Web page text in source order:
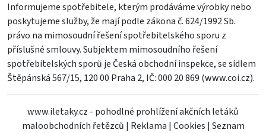
Informujeme spotřebitele, kterým prodáváme výrobky nebo
poskytujeme služby, že mají podle zákona č. 624/1992 Sb.
právo na mimosoudní řešení spotřebitelského sporu z
příslušné smlouvy. Subjektem mimosoudního řešení
spotřebitelských sporů je Česká obchodní inspekce, se sídlem
Štěpánská 567/15, 120 00 Praha 2, IČ: 000 20 869 (www.coi.cz).
www.iletaky.cz - pohodlné prohlížení akčních letáků
maloobchodních řetězců | Reklama | Cookies | Seznam